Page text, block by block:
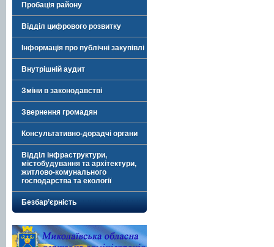
Пробація району
Відділ цифрового розвитку
Інформація про публічні закупівлі
Внутрішній аудит
Зміни в законодавстві
Звернення громадян
Консультативно-дорадчі органи
Відділ інфраструктури,
містобудування та архітектури,
житлово-комунального
господарства та екології
Безбар’єрність